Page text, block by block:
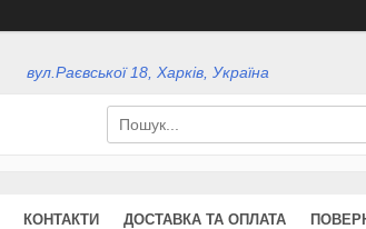
вул.Раєвської 18, Харків, Україна
КОНТАКТИ ДОСТАВКА ТА ОПЛАТА